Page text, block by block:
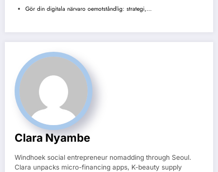
Gör din digitala närvaro oemotståndlig: strategi,…
Clara Nyambe
Windhoek social entrepreneur nomadding through Seoul.
Clara unpacks micro-financing apps, K-beauty supply